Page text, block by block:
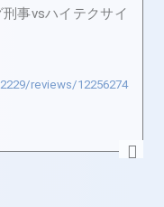
事vsハイテクサイ
reviews/12256274